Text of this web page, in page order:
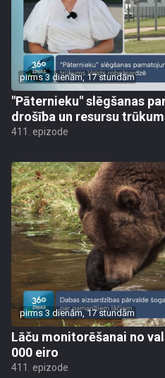
pirms 3 dienām, 17 stundām
"Pāternieku" slēgšanas
drošība un resursu
411. epizode
pirms 3 dienām, 17 stundām
Lāču monitorēšanai no
000 eiro
411. epizode